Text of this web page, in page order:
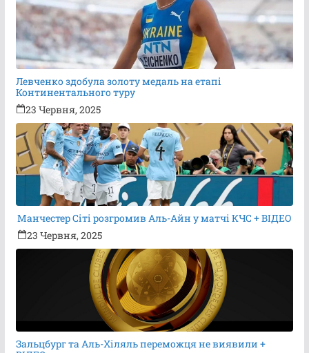
Левченко здобула золоту медаль на етапі
Континентального туру
23 Червня, 2025
Манчестер Сіті розгромив Аль-Айн у матчі КЧС + ВІДЕО
23 Червня, 2025
Зальцбург та Аль-Хіляль переможця не виявили +